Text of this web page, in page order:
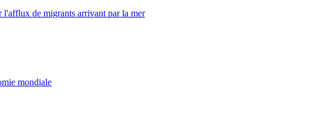
l'afflux de migrants arrivant par la mer
mondiale